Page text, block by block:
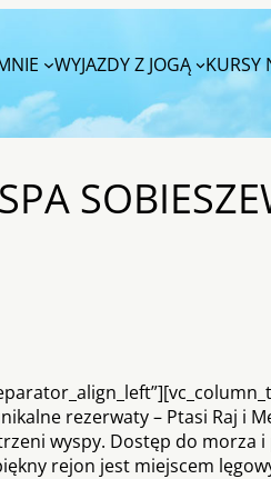
WYJAZDY Z JOGĄ KURSY
rezerwaty – Ptasi Raj i
wyspy. Dostęp do morza i
rejon jest miejscem